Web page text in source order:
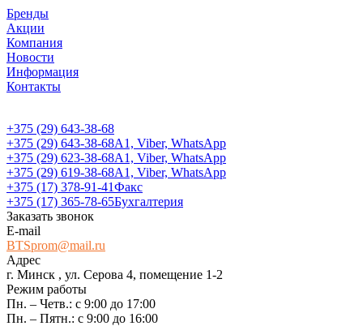
Бренды
Акции
Компания
Новости
Информация
Контакты
+375 (29) 643-38-68
+375 (29) 643-38-68А1, Viber, WhatsApp
+375 (29) 623-38-68А1, Viber, WhatsApp
+375 (29) 619-38-68А1, Viber, WhatsApp
+375 (17) 378-91-41Факс
+375 (17) 365-78-65Бухгалтерия
Заказать звонок
E-mail
BTSprom@mail.ru
Адрес
г. Минск , ул. Серова 4, помещение 1-2
Режим работы
Пн. – Четв.: с 9:00 до 17:00
Пн. – Пятн.: с 9:00 до 16:00